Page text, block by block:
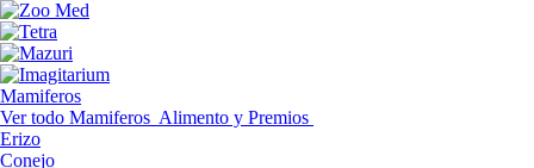
Mamiferos
Ver todo Mamiferos Alimento y Premios
Erizo
Conejo